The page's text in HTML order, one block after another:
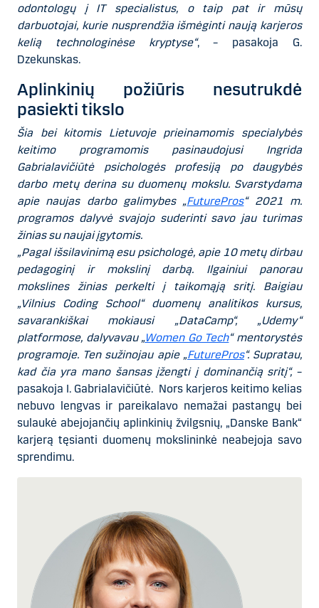
odontologų į IT specialistus, o taip pat ir mūsų
darbuotojai, kurie nusprendžia išmėginti naują karjeros
kelią technologinėse kryptyse“, – pasakoja G.
Dzekunskas.
Aplinkinių požiūris nesutrukdė
pasiekti tikslo
Šia bei kitomis Lietuvoje prieinamomis specialybės
keitimo programomis pasinaudojusi Ingrida
Gabrialavičiūtė psichologės profesiją po daugybės
darbo metų derina su duomenų mokslu. Svarstydama
apie naujas darbo galimybes „FuturePros“ 2021 m.
programos dalyvė svajojo suderinti savo jau turimas
žinias su naujai įgytomis.
„Pagal išsilavinimą esu psichologė, apie 10 metų dirbau
pedagoginį ir mokslinį darbą. Ilgainiui panorau
mokslines žinias perkelti į taikomąją sritį. Baigiau
„Vilnius Coding School“ duomenų analitikos kursus,
savarankiškai mokiausi „DataCamp“, „Udemy“
platformose, dalyvavau „Women Go Tech“ mentorystės
programoje. Ten sužinojau apie „FuturePros“. Supratau,
kad čia yra mano šansas įžengti į dominančią sritį“,–
pasakoja I. Gabrialavičiūtė. Nors karjeros keitimo kelias
nebuvo lengvas ir pareikalavo nemažai pastangų bei
sulaukė abejojančių aplinkinių žvilgsnių, „Danske Bank“
karjerą tęsianti duomenų mokslininkė neabejoja savo
sprendimu.